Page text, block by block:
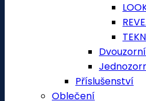
Příslušenství
Oblečení